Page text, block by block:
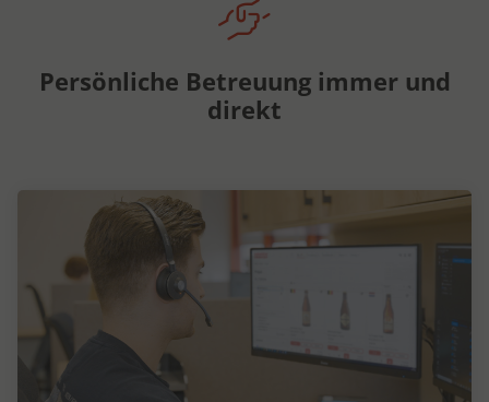
Persönliche Betreuung immer und
direkt